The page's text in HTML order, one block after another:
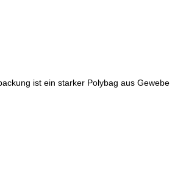
ist ein starker Polybag aus Gewebe